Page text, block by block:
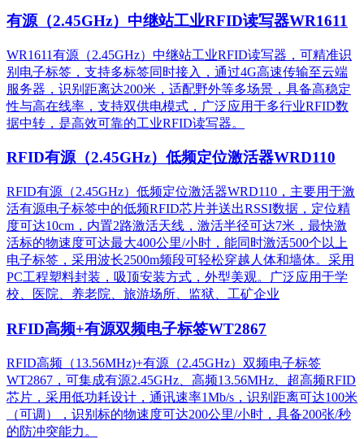
有源（2.45GHz）中继站工业RFID读写器WR1611
WR1611有源（2.45GHz）中继站工业RFID读写器，可精准识
别电子标签，支持多标签同时接入，通过4G高速传输至云端
服务器，识别距离达200米，适配野外等多场景，具备高稳定
性与高在线率，支持双供电模式，广泛应用于多行业RFID数
据中转，是高效可靠的工业RFID读写器。
RFID有源（2.45GHz）低频定位激活器WRD110
RFID有源（2.45GHz）低频定位激活器WRD110，主要用于激
活有源电子标签中的低频RFID芯片并送出RSSI数据，定位精
度可达10cm，内置2路激活天线，激活半径可达7米，最快激
活标的物速度可达最大400公里/小时，能同时激活500个以上
电子标签，采用波长2500m频段可轻松穿越人体和墙体。采用
PC工程塑料封装，吸顶安装方式，外型美观。广泛应用于学
校、医院、养老院、旅游场所、监狱、工矿企业
RFID高频+有源双频电子标签WT2867
RFID高频（13.56MHz)+有源（2.45GHz）双频电子标签
WT2867，可集成有源2.45GHz、高频13.56MHz、超高频RFID
芯片，采用低功耗设计，通讯速率1Mb/s，识别距离可达100米
（可调），识别标的物速度可达200公里/小时，具备200张/秒
的防冲突能力。